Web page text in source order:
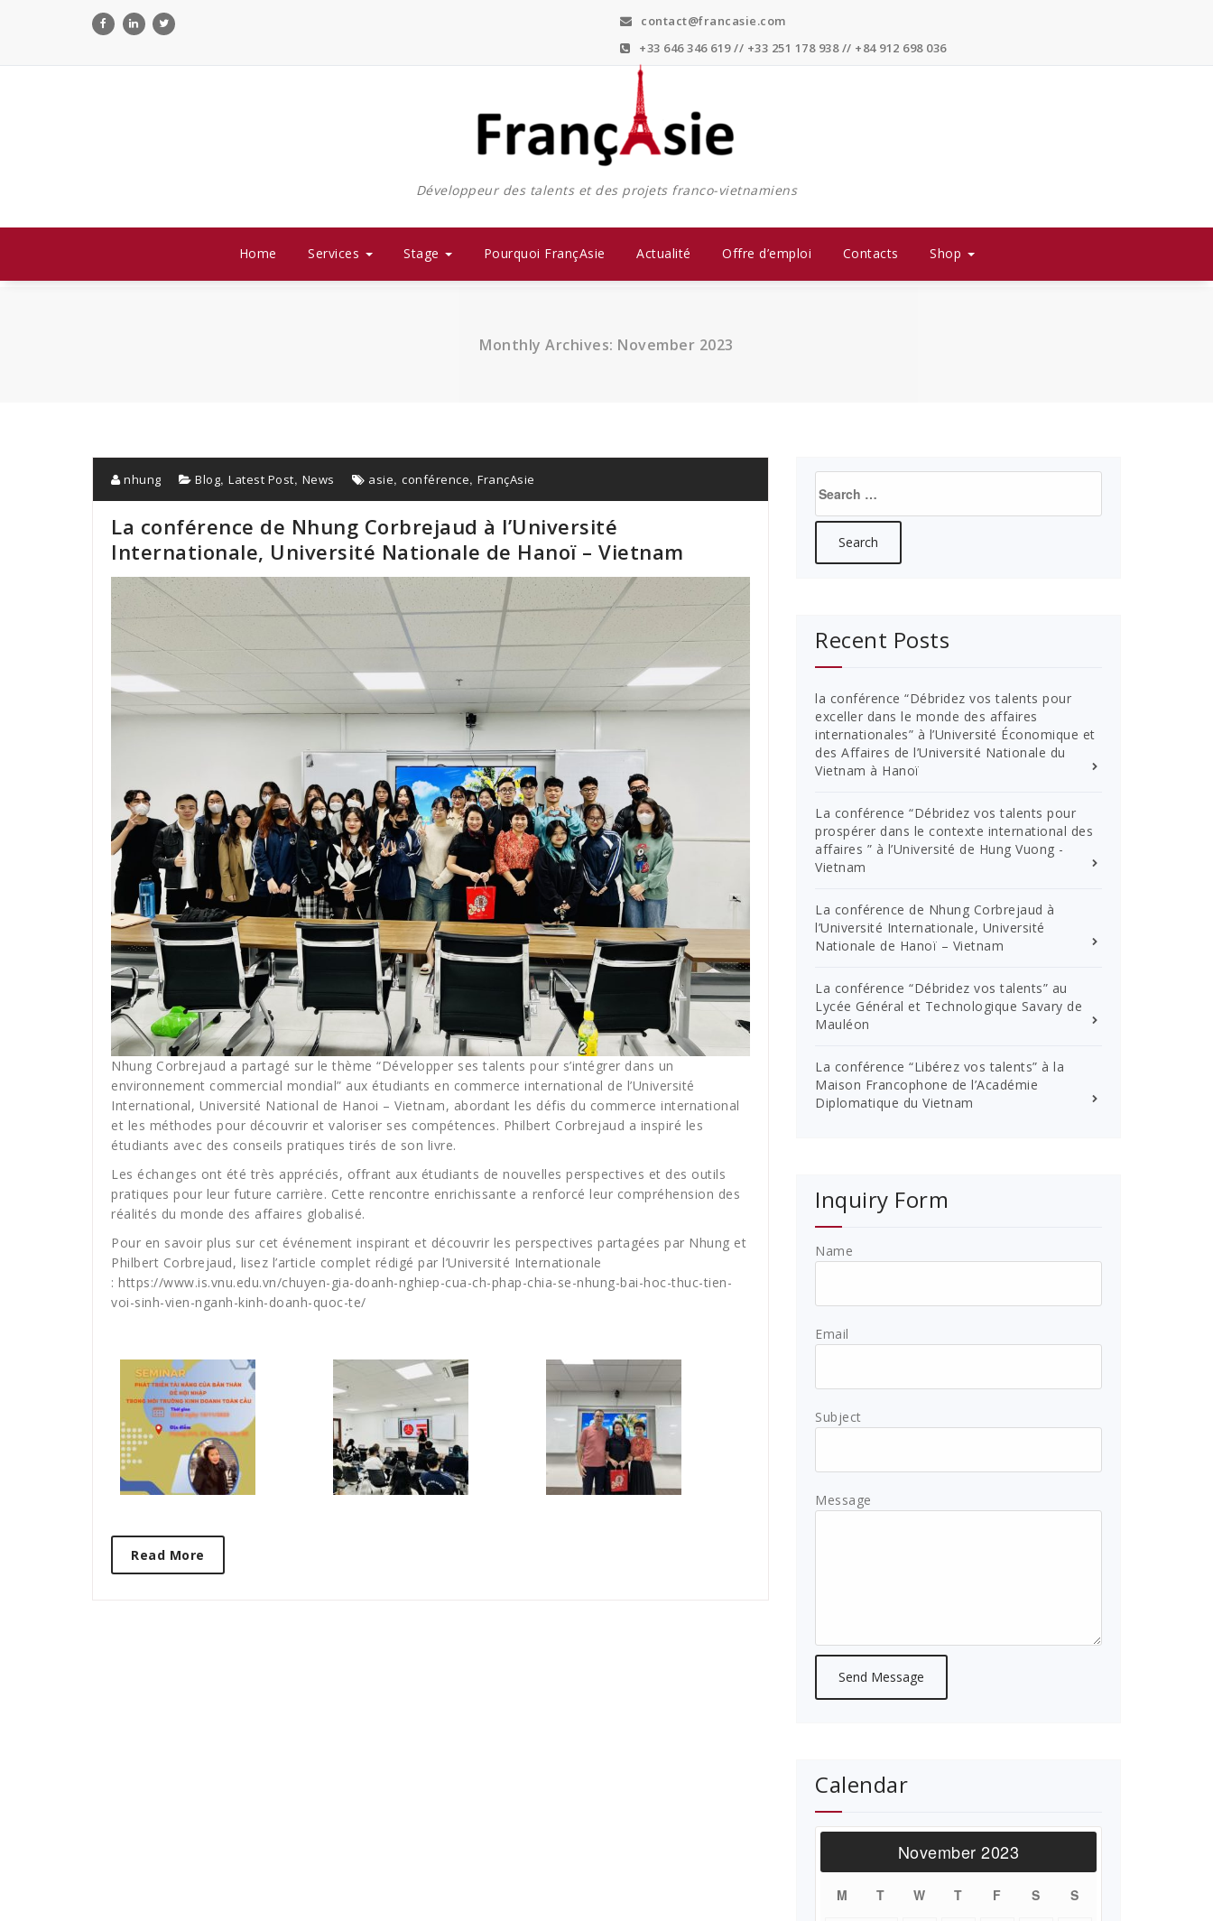
contact@francasie.com
+33 646 346 619 // +33 251 178 938 // +84 912 698 036
Développeur des talents et des projets franco-vietnamiens
Home Services Stage Pourquoi FrançAsie Actualité Offre d’emploi Contacts Shop
Monthly Archives: November 2023
nhung Blog, Latest Post, News asie, conférence, FrançAsie
La conférence de Nhung Corbrejaud à l’Université
Internationale, Université Nationale de Hanoï – Vietnam
Nhung Corbrejaud a partagé sur le thème “Développer ses talents pour s’intégrer dans un
environnement commercial mondial” aux étudiants en commerce international de l’Université
International, Université National de Hanoi – Vietnam, abordant les défis du commerce international
et les méthodes pour découvrir et valoriser ses compétences. Philbert Corbrejaud a inspiré les
étudiants avec des conseils pratiques tirés de son livre.
Les échanges ont été très appréciés, offrant aux étudiants de nouvelles perspectives et des outils
pratiques pour leur future carrière. Cette rencontre enrichissante a renforcé leur compréhension des
réalités du monde des affaires globalisé.
Pour en savoir plus sur cet événement inspirant et découvrir les perspectives partagées par Nhung et
Philbert Corbrejaud, lisez l’article complet rédigé par l’Université Internationale
: https://www.is.vnu.edu.vn/chuyen-gia-doanh-nghiep-cua-ch-phap-chia-se-nhung-bai-hoc-thuc-tien-
voi-sinh-vien-nganh-kinh-doanh-quoc-te/
Read More
for:
Recent Posts
la conférence “Débridez vos talents pour
exceller dans le monde des affaires
internationales” à l’Université Économique et
des Affaires de l’Université Nationale du
Vietnam à Hanoï
La conférence “Débridez vos talents pour
prospérer dans le contexte international des
affaires ” à l’Université de Hung Vuong -
Vietnam
La conférence de Nhung Corbrejaud à
l’Université Internationale, Université
Nationale de Hanoï – Vietnam
La conférence “Débridez vos talents” au
Lycée Général et Technologique Savary de
Mauléon
La conférence “Libérez vos talents” à la
Maison Francophone de l’Académie
Diplomatique du Vietnam
Inquiry Form
Name
Email
Subject
Message
Calendar
November 2023
M T W T F S S